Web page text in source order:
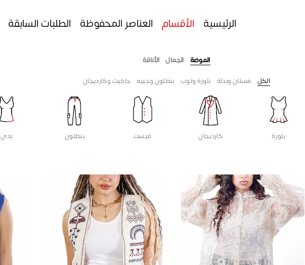
الرئيسية الأقسام العناصر المحفوظة الطلبات السابقة
الموضة الجمال الأناقة
الكل
فستان وبدلة بلوزة وتوب بنطلون وجيبه جاكيت وكارديجان
بلوزة كارديجان فيست بنطلون بدي